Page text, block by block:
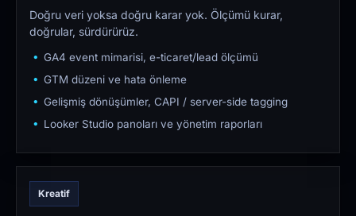
Doğru veri yoksa doğru karar yok. Ölçümü kurar,
doğrular, sürdürürüz.
GA4 event mimarisi, e-ticaret/lead ölçümü
GTM düzeni ve hata önleme
Gelişmiş dönüşümler, CAPI / server-side tagging
Looker Studio panoları ve yönetim raporları
Kreatif